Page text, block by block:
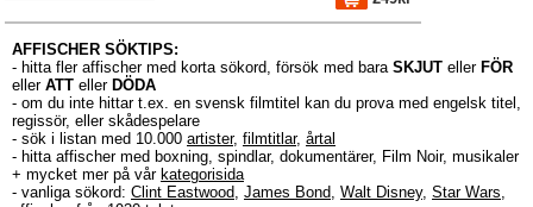
AFFISCHER SÖKTIPS:
- hitta fler affischer med korta sökord, försök med bara SKJUT eller FÖR
eller ATT eller DÖDA
- om du inte hittar t.ex. en svensk filmtitel kan du prova med engelsk titel,
regissör, eller skådespelare
- sök i listan med 10.000 artister, filmtitlar, årtal
- hitta affischer med boxning, spindlar, dokumentärer, Film Noir, musikaler
+ mycket mer på vår kategorisida
- vanliga sökord: Clint Eastwood, James Bond, Walt Disney, Star Wars,